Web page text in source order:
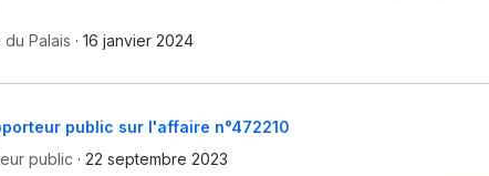
Palais · 16 janvier 2024
public sur l'affaire n°472210
public · 22 septembre 2023